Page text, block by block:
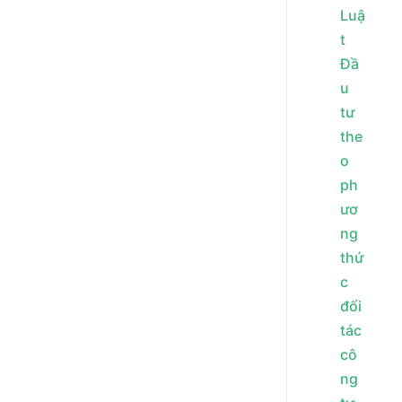
Luậ
t
Đầ
u
tư
the
o
ph
ươ
ng
thứ
c
đối
tác
cô
ng